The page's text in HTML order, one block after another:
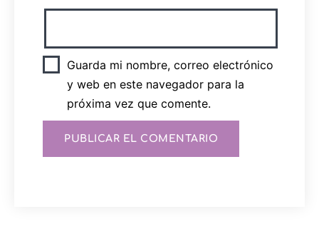
Guarda mi nombre, correo electrónico
y web en este navegador para la
próxima vez que comente.